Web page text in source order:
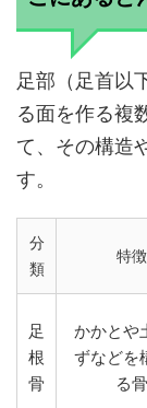
足部（足首以
る面を作る複
て、その構造
す。
分
類
特徴
足
根
骨
かかとや
ずなどを
る骨